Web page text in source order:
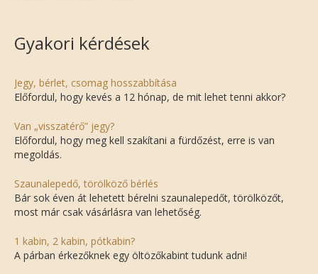
Gyakori kérdések
Jegy, bérlet, csomag hosszabbítása
Előfordul, hogy kevés a 12 hónap, de mit lehet tenni akkor?
Van „visszatérő” jegy?
Előfordul, hogy meg kell szakítani a fürdőzést, erre is van
megoldás.
Szaunalepedő, törölköző bérlés
Bár sok éven át lehetett bérelni szaunalepedőt, törölközőt,
most már csak vásárlásra van lehetőség.
1 kabin, 2 kabin, pótkabin?
A párban érkezőknek egy öltözőkabint tudunk adni!